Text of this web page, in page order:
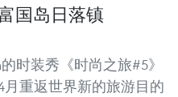
国岛日落镇
时装秀《时尚之旅#5》
月重返世界新的旅游目的